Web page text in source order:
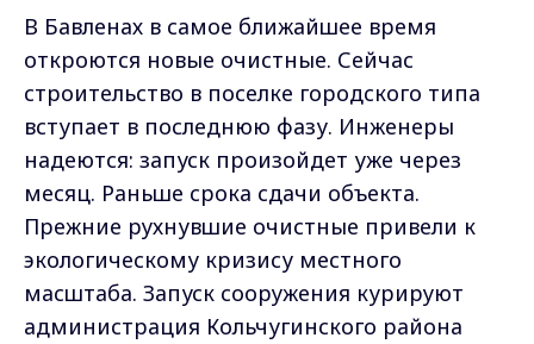
В Бавленах в самое ближайшее время
откроются новые очистные. Сейчас
строительство в поселке городского типа
вступает в последнюю фазу. Инженеры
надеются: запуск произойдет уже через
месяц. Раньше срока сдачи объекта.
Прежние рухнувшие очистные привели к
экологическому кризису местного
масштаба. Запуск сооружения курируют
администрация Кольчугинского района